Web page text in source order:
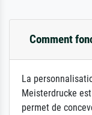
Comment
La
Meisterdrucke
permet de